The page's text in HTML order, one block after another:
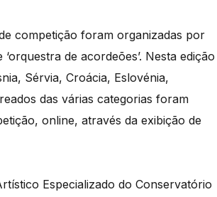
competição foram organizadas por
‘orquestra de acordeões’. Nesta edição
Sérvia, Croácia, Eslovénia,
das várias categorias foram
online, através da exibição de
Especializado do Conservatório